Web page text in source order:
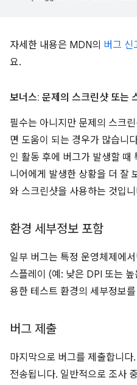
자세한 내용은 MDN의 버그 신
요.
보너스: 문제의 스크린샷 또는
필수는 아니지만 문제의 스크
면 도움이 되는 경우가 많습니
인 활동 후에 버그가 발생할 때
니어에게 발생한 상황을 더 잘
와 스크린샷을 사용하는 것입
환경 세부정보 포함
일부 버그는 특정 운영체제에
스플레이 (예: 낮은 DPI 또는
용한 테스트 환경의 세부정보
버그 제출
마지막으로 버그를 제출합니
전송됩니다. 일반적으로 조사